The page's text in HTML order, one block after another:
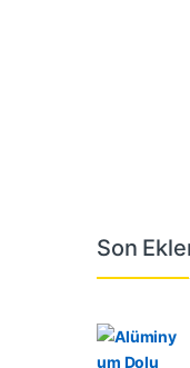
Son